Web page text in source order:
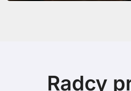
Radcy